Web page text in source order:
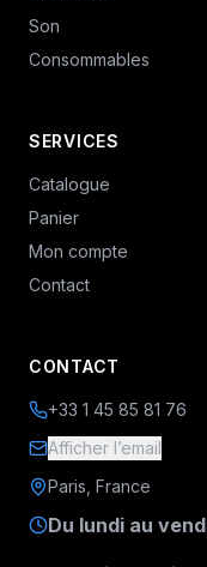
Son
Consommables
SERVICES
Catalogue
Panier
Mon compte
Contact
CONTACT
+33 1 45 85 81 76
Afficher l’email
Paris, France
Du lundi au